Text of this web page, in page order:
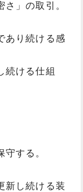
」の取引。
あり続ける感
続ける仕組
する。
新し続ける装